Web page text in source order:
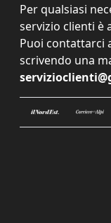
Per qualsiasi
servizio clienti è
Puoi contattarci
scrivendo una